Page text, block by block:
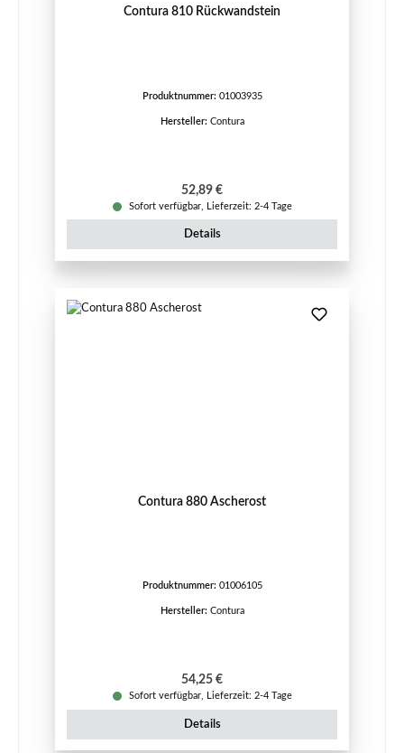
Contura 810 Rückwandstein
Produktnummer: 01003935
Hersteller: Contura
Regulärer Preis:
52,89 €
Sofort verfügbar, Lieferzeit: 2-4 Tage
Details
Contura 880 Ascherost
Produktnummer: 01006105
Hersteller: Contura
Regulärer Preis:
54,25 €
Sofort verfügbar, Lieferzeit: 2-4 Tage
Details